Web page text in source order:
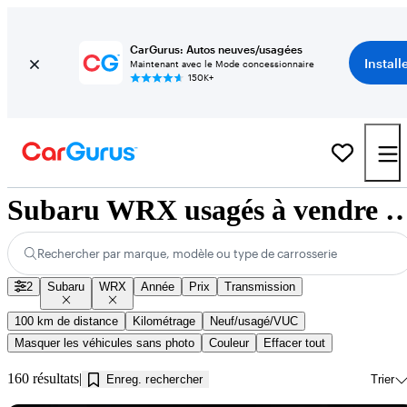
CarGurus: Autos neuves/usagées
Maintenant avec le Mode concessionnaire
150K+
Subaru WRX usagés à
Rechercher par marque, modèle ou type de carrosserie
2 Subaru WRX Année Prix Transmission
100 km de distance Kilométrage
Neuf/usagé/VUC
Masquer les véhicules sans photo
Couleur Effacer tout
160 résultats Enreg. rechercher Trier